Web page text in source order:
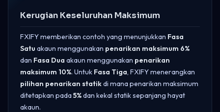
Kerugian Keseluruhan Maksimum
FXIFY memberikan contoh yang menunjukkan Fasa
Satu akaun menggunakan penarikan maksimum 6%
dan Fasa Dua akaun menggunakan penarikan
maksimum 10%. Untuk Fasa Tiga, FXIFY menerangkan
pilihan penarikan statikdi mana penarikan maksimum
ditetapkan pada5%dan kekal statik sepanjang hayat
akaun.